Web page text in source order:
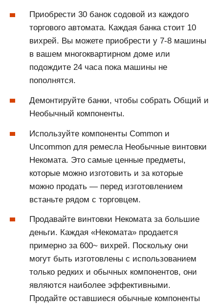
Приобрести 30 банок содовой из каждого
торгового автомата. Каждая банка стоит 10
вихрей. Вы можете приобрести у 7-8 машины
в вашем многоквартирном доме или
подождите 24 часа пока машины не
пополнятся.
Демонтируйте банки, чтобы собрать Общий и
Необычный компоненты.
Используйте компоненты Common и
Uncommon для ремесла Необычные винтовки
Некомата. Это самые ценные предметы,
которые можно изготовить и за которые
можно продать — перед изготовлением
встаньте рядом с торговцем.
Продавайте винтовки Некомата за большие
деньги. Каждая «Некомата» продается
примерно за 600~ вихрей. Поскольку они
могут быть изготовлены с использованием
только редких и обычных компонентов, они
являются наиболее эффективными.
Продайте оставшиеся обычные компоненты